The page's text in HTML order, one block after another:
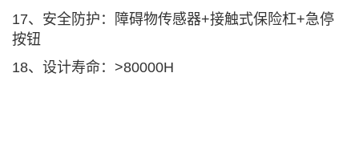
17、安全防护：障碍物传感器+接触式保险杠+急停
按钮
18、设计寿命：>80000H